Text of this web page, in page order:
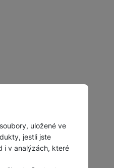
uložené ve
jestli jste
i v analýzách, které